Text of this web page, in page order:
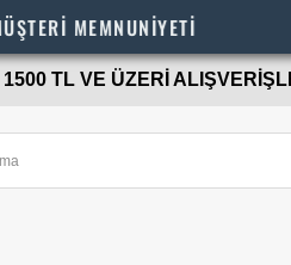
1500 TL VE ÜZERİ